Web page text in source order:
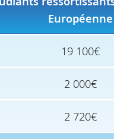
Européenne
19 100€
2 000€
2 720€